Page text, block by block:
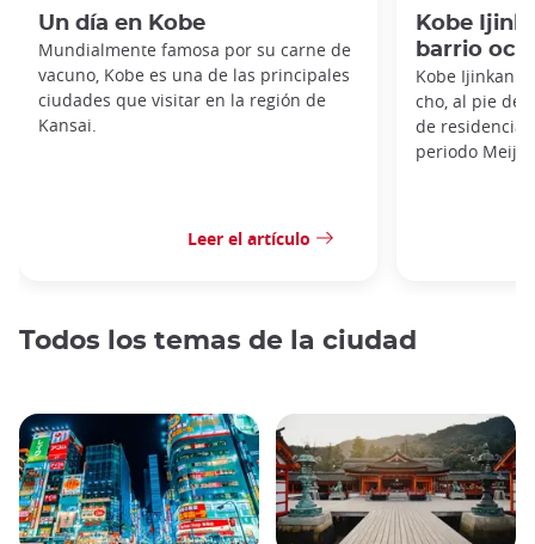
Un día en Kobe
Mundialmente famosa por su carne de
vacuno, Kobe es una de las principales
ciudades que visitar en la región de
Kansai.
Leer el artículo
Kobe
barrio
Kobe Ijinkan:
cho, al pie del
de
periodo Meiji
Todos los temas de la ciudad